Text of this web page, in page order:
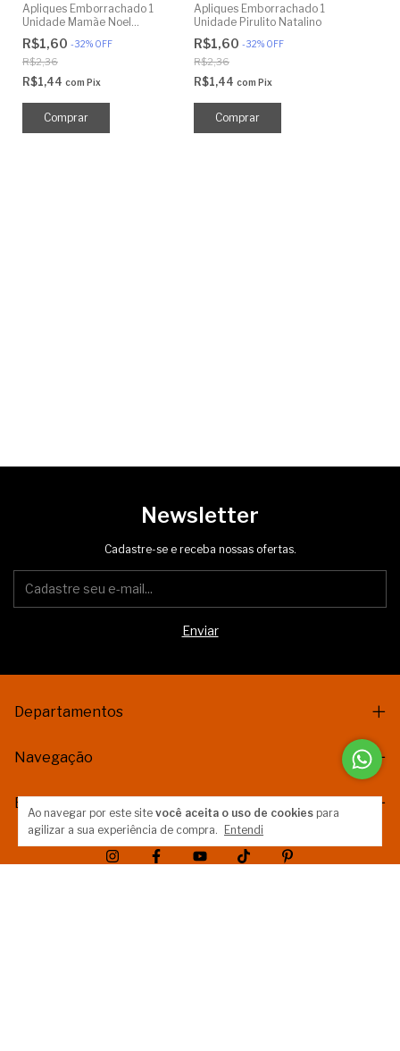
Ao navegar por este site você aceita o uso de cookies para
agilizar a sua experiência de compra.
Entendi
Apliques Emborrachado 1
Unidade Mamãe Noel
Amarelo
R$1,60 -32% OFF
R$2,36
R$1,44 com Pix
Apliques Emborrachado 1
Unidade Pirulito Natalino
R$1,60-32% OFF
R$2,36
R$1,44com Pix
Newsletter
Cadastre-se e receba nossas ofertas.
Departamentos
Navegação
Entre em contato